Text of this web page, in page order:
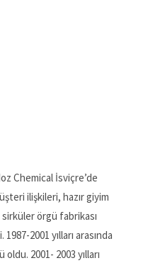
Chemical İsviçre’de
ilişkileri, hazır giyim
sirküler örgü fabrikası
2001 yılları arasında
2001- 2003 yılları